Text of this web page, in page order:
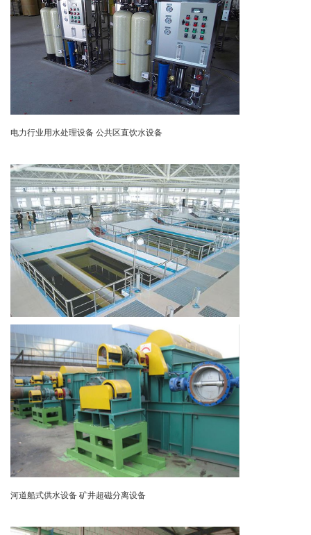
电力行业用水处理设备 公共区直饮水设备
河道船式供水设备 矿井超磁分离设备